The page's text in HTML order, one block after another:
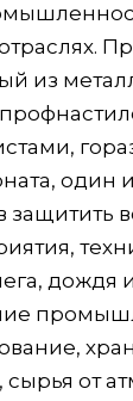
отраслях.
из
один
дождя
сырья от